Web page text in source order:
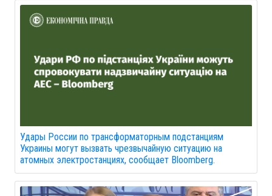
Удары России по трансформаторным подстанциям
Украины могут вызвать чрезвычайную ситуацию на
атомных электростанциях, сообщает Bloomberg.